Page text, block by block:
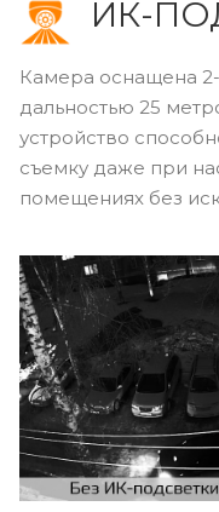
ИК-
Камера оснащена
дальностью 25
устройство
съемку даже при
помещениях без